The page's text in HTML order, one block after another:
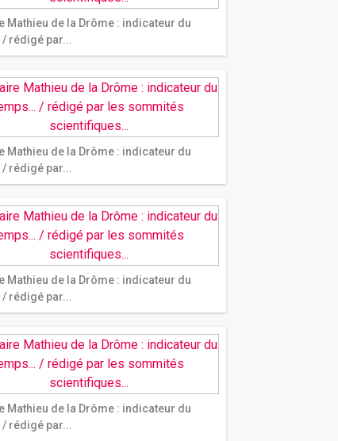
Mathieu de la Drôme : indicateur du
rédigé par...
Mathieu de la Drôme : indicateur du
rédigé par...
Mathieu de la Drôme : indicateur du
rédigé par...
Mathieu de la Drôme : indicateur du
rédigé par...